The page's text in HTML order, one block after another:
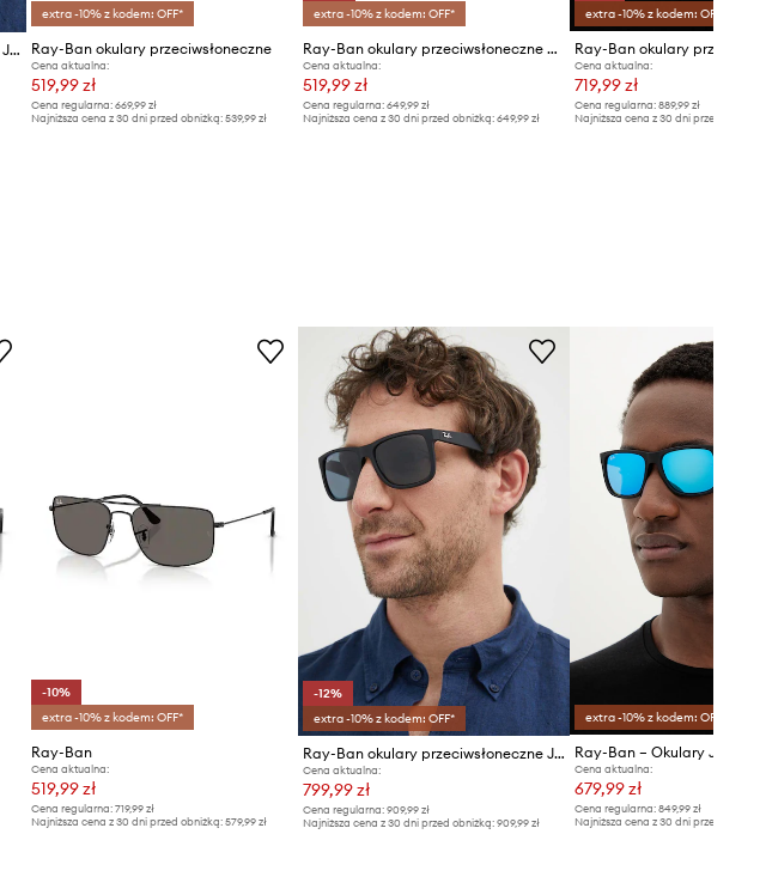
Ray-Ban okulary przeciwsłoneczne JUSTIN
extra -10% z kodem: OFF*
Ray-Ban okulary przeciwsłoneczne
Cena aktualna:
519,99 zł
Cena regularna: 669,99 zł
Najniższa cena z 30 dni przed obniżką: 539,99 zł
extra -10% z kodem: OFF*
Ray-Ban okulary przeciwsłoneczne męskie JUSTIN
Cena aktualna:
519,99 zł
Cena regularna:649,99 zł
Najniższa cena z 30 dni przed obniżką:649,99 zł
extra -10% z kodem: OFF*
Cena aktualna:
719,99 zł
Cena regularna: 889,99 zł
Najniższa cena z 30 dni przed obniżką:
-10%
extra -10% z kodem: OFF*
Ray-Ban
Cena aktualna:
519,99 zł
Cena regularna: 719,99 zł
Najniższa cena z 30 dni przed obniżką: 579,99 zł
-12%
extra -10% z kodem: OFF*
Ray-Ban okulary przeciwsłoneczne JUSTIN
Cena aktualna:
799,99 zł
Cena regularna:909,99 zł
Najniższa cena z 30 dni przed obniżką:909,99 zł
extra -10% z kodem: OFF*
Ray-Ban – Okulary JUSTIN
Cena aktualna:
679,99 zł
Cena regularna: 849,99 zł
Najniższa cena z 30 dni przed obniżką: